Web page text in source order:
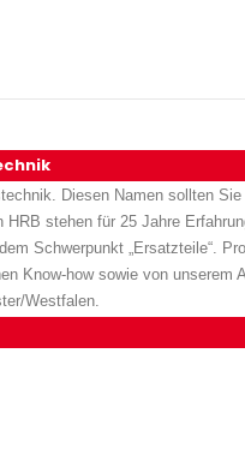
Diesen Namen sollten
HRB stehen für 25 Jahre
Schwerpunkt „Ersatzteile“.
Know-how sowie von unserem
Westfalen.